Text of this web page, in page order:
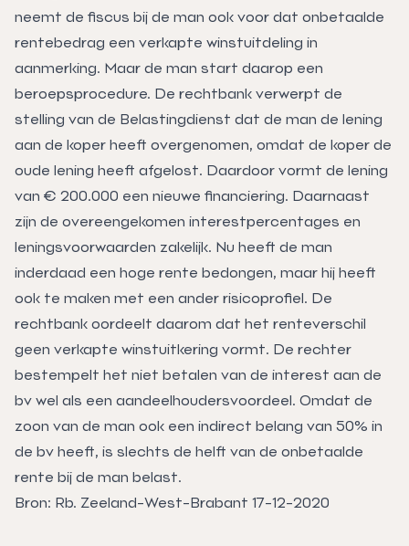
neemt de fiscus bij de man ook voor dat onbetaalde
rentebedrag een verkapte winstuitdeling in
aanmerking. Maar de man start daarop een
beroepsprocedure. De rechtbank verwerpt de
stelling van de Belastingdienst dat de man de lening
aan de koper heeft overgenomen, omdat de koper de
oude lening heeft afgelost. Daardoor vormt de lening
van € 200.000 een nieuwe financiering. Daarnaast
zijn de overeengekomen interestpercentages en
leningsvoorwaarden zakelijk. Nu heeft de man
inderdaad een hoge rente bedongen, maar hij heeft
ook te maken met een ander risicoprofiel. De
rechtbank oordeelt daarom dat het renteverschil
geen verkapte winstuitkering vormt. De rechter
bestempelt het niet betalen van de interest aan de
bv wel als een aandeelhoudersvoordeel. Omdat de
zoon van de man ook een indirect belang van 50% in
de bv heeft, is slechts de helft van de onbetaalde
rente bij de man belast.
Bron: Rb. Zeeland-West-Brabant 17-12-2020